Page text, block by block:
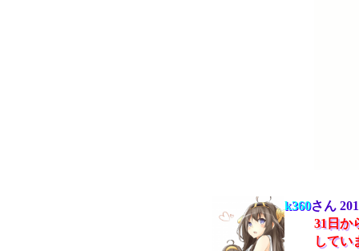
k360さん
31日か
してい